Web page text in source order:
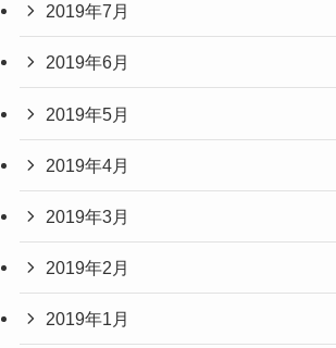
2019年7月
2019年6月
2019年5月
2019年4月
2019年3月
2019年2月
2019年1月